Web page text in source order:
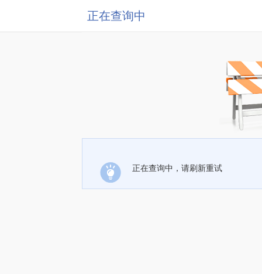
正在查询中
正在查询中，请刷新重试